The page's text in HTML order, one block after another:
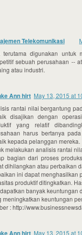
Telekomunikasi
terutama digunakan untuk
sebuah perusahaan --
atau industri.
Ann hirt May 13, 2015 at
rantai nilai bergantung
disajikan dengan
yang relatif
harus bertanya
kepada pelanggan mereka.
melakukan analisis rantai
bagian dari proses
dihilangkan atau perbaikan
ini dapat menghasilkan
produktif ditingkatkan.
banyak keuntungan
meningkatkan keuntungan
: http://
Ann hirt May 13, 2015 at